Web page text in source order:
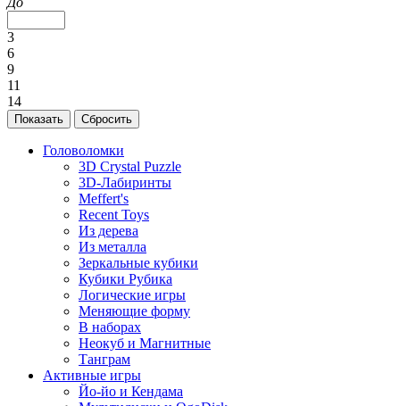
3
6
9
11
14
Головоломки
3D Crystal Puzzle
3D-Лабиринты
Meffert's
Recent Toys
Из дерева
Из металла
Зеркальные кубики
Кубики Рубика
Логические игры
Меняющие форму
В наборах
Неокуб и Магнитные
Танграм
Активные игры
Йо-йо и Кендама